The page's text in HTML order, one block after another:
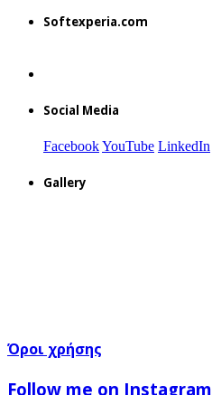
Softexperia.com
Social Media
FacebookYouTube LinkedIn
Gallery
Όροι χρήσης
Follow me on Instagram